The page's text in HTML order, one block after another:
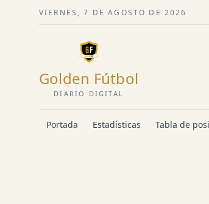
VIERNES, 7 DE AGOSTO DE 2026
Golden Fútbol
DIARIO DIGITAL
Portada Estadísticas Tabla de